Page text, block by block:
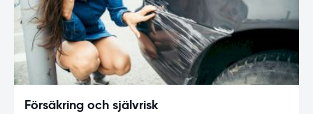
Försäkring och självrisk